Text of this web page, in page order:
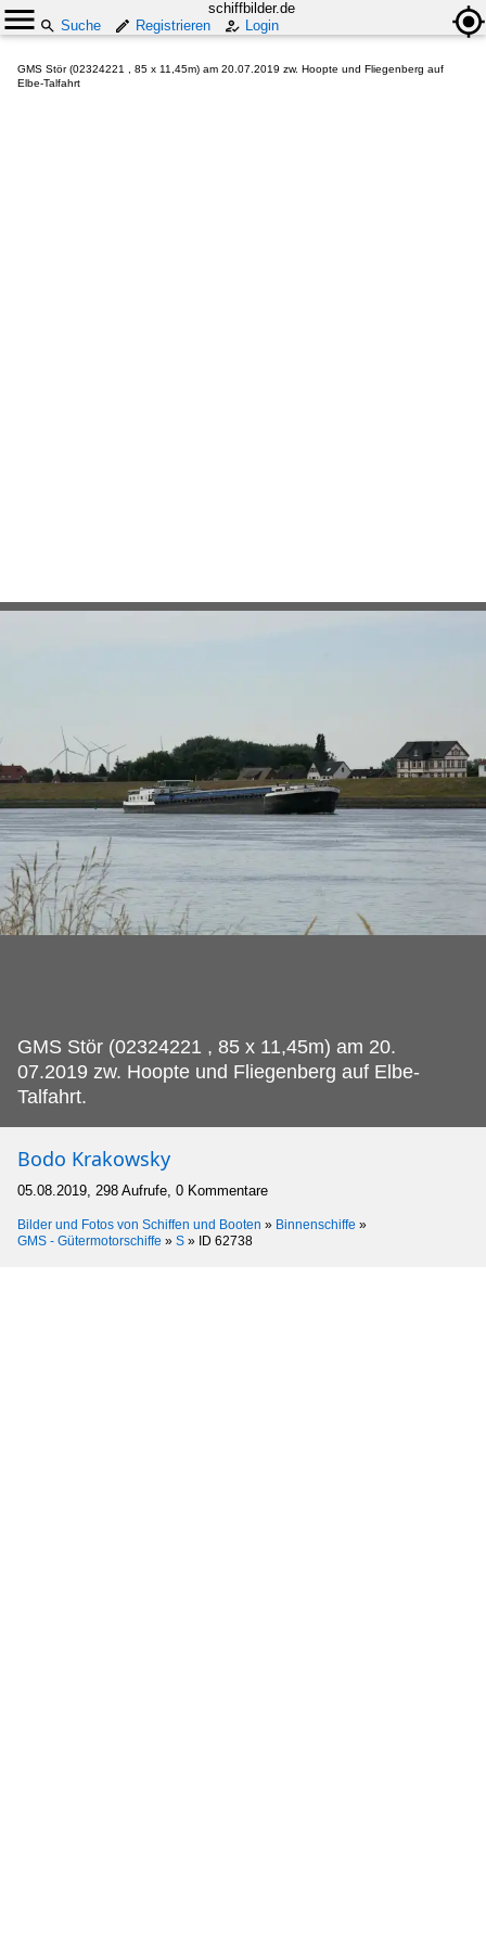
schiffbilder.de
Suche
Registrieren Login
GMS Stör (02324221 , 85 x 11,45m) am 20.07.2019 zw. Hoopte und Fliegenberg auf
Elbe-Talfahrt
GMS Stör (02324221 , 85 x 11,45m) am 20.
07.2019 zw. Hoopte und Fliegenberg auf Elbe-
Talfahrt.
Bodo Krakowsky
05.08.2019, 298 Aufrufe, 0 Kommentare
Bilder und Fotos von Schiffen und Booten » Binnenschiffe »
GMS - Gütermotorschiffe » S » ID 62738